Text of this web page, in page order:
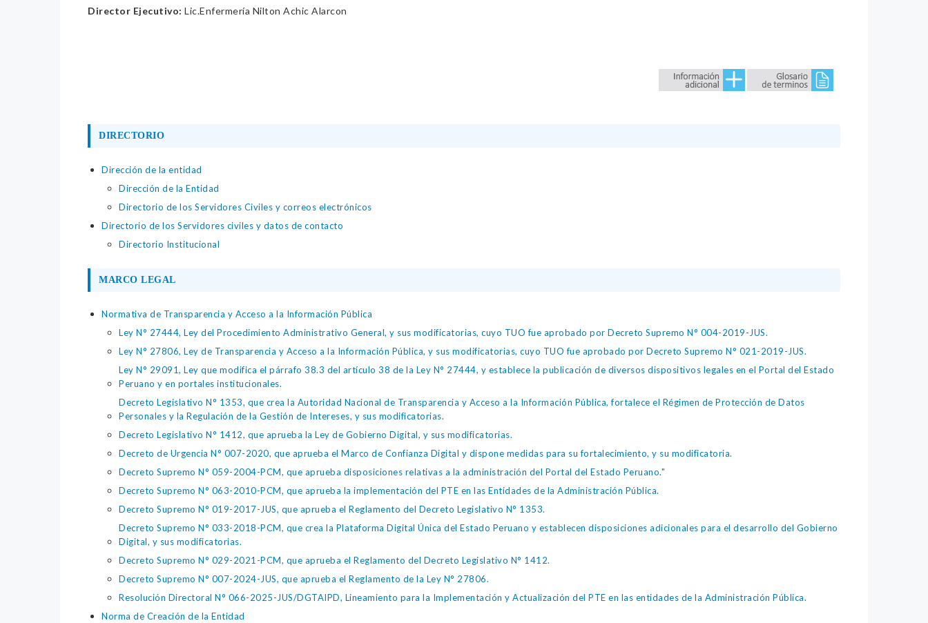
Director Ejecutivo: Lic.Enfermería Nilton Achic Alarcon
DIRECTORIO
Dirección de la entidad
Dirección de la Entidad
Directorio de los Servidores Civiles y correos electrónicos
Directorio de los Servidores civiles y datos de contacto
Directorio Institucional
MARCO LEGAL
Normativa de Transparencia y Acceso a la Información Pública
Ley N° 27444, Ley del Procedimiento Administrativo General, y sus modificatorias, cuyo TUO fue aprobado por Decreto Supremo N° 004-2019-JUS.
Ley N° 27806, Ley de Transparencia y Acceso a la Información Pública, y sus modificatorias, cuyo TUO fue aprobado por Decreto Supremo N° 021-2019-JUS.
Ley N° 29091, Ley que modifica el párrafo 38.3 del artículo 38 de la Ley N° 27444, y establece la publicación de diversos dispositivos legales en el Portal del Estado
Peruano y en portales institucionales.
Decreto Legislativo N° 1353, que crea la Autoridad Nacional de Transparencia y Acceso a la Información Pública, fortalece el Régimen de Protección de Datos
Personales y la Regulación de la Gestión de Intereses, y sus modificatorias.
Decreto Legislativo N° 1412, que aprueba la Ley de Gobierno Digital, y sus modificatorias.
Decreto de Urgencia N° 007-2020, que aprueba el Marco de Confianza Digital y dispone medidas para su fortalecimiento, y su modificatoria.
Decreto Supremo N° 059-2004-PCM, que aprueba disposiciones relativas a la administración del Portal del Estado Peruano."
Decreto Supremo N° 063-2010-PCM, que aprueba la implementación del PTE en las Entidades de la Administración Pública.
Decreto Supremo N° 019-2017-JUS, que aprueba el Reglamento del Decreto Legislativo N° 1353.
Decreto Supremo N° 033-2018-PCM, que crea la Plataforma Digital Única del Estado Peruano y establecen disposiciones adicionales para el desarrollo del Gobierno
Digital, y sus modificatorias.
Decreto Supremo N° 029-2021-PCM, que aprueba el Reglamento del Decreto Legislativo N° 1412.
Decreto Supremo N° 007-2024-JUS, que aprueba el Reglamento de la Ley N° 27806.
Resolución Directoral N° 066-2025-JUS/DGTAIPD, Lineamiento para la Implementación y Actualización del PTE en las entidades de la Administración Pública.
Norma de Creación de la Entidad